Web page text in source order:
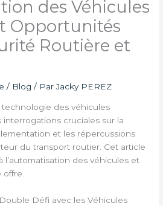
des Véhicules
Opportunités
Routière et
/ Blog / ParJacky PEREZ
technologie des véhicules
cruciales sur la
et les répercussions
du transport routier. Cet article
l’automatisation des véhicules et
offre.
Défi avec les Véhicules